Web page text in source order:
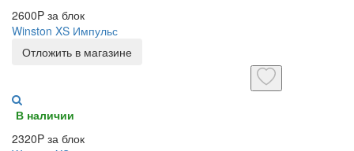
2600P за блок
Winston XS Импульс
Отложить в магазине
В наличии
2320P за блок